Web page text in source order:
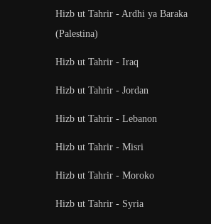
Hizb ut Tahrir - Ardhi ya Baraka
(Palestina)
Hizb ut Tahrir - Iraq
Hizb ut Tahrir - Jordan
Hizb ut Tahrir - Lebanon
Hizb ut Tahrir - Misri
Hizb ut Tahrir - Moroko
Hizb ut Tahrir - Syria